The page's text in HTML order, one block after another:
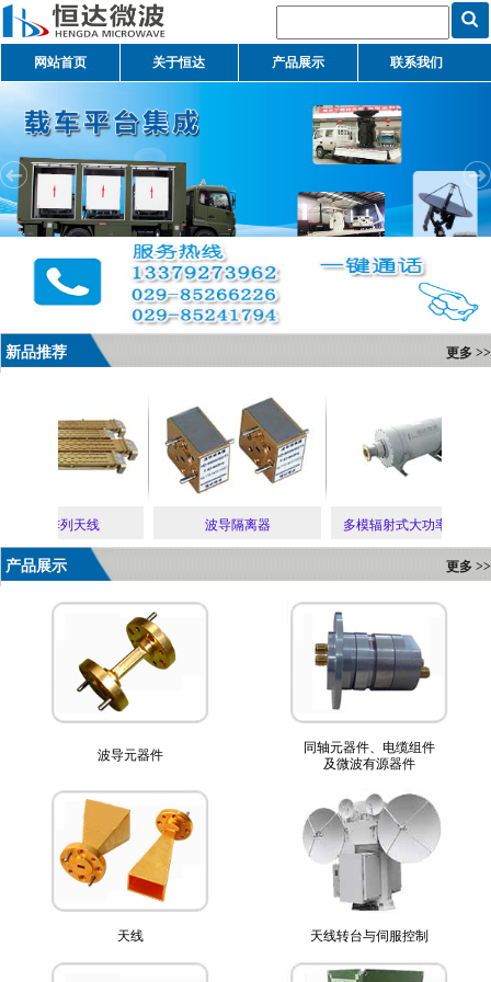
网站首页 关于恒达 产品展示 联系我们
新品推荐 更多 >>
缝隙阵列天线 波导隔离器 多模辐射式大功率水负
产品展示 更多 >>
波导元器件
同轴元器件、电缆组件
及微波有源器件
天线 天线转台与伺服控制